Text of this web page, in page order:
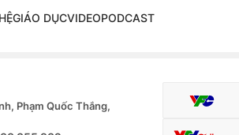
GIÁO DỤCVIDEOPODCAST
Phạm Quốc Thắng,